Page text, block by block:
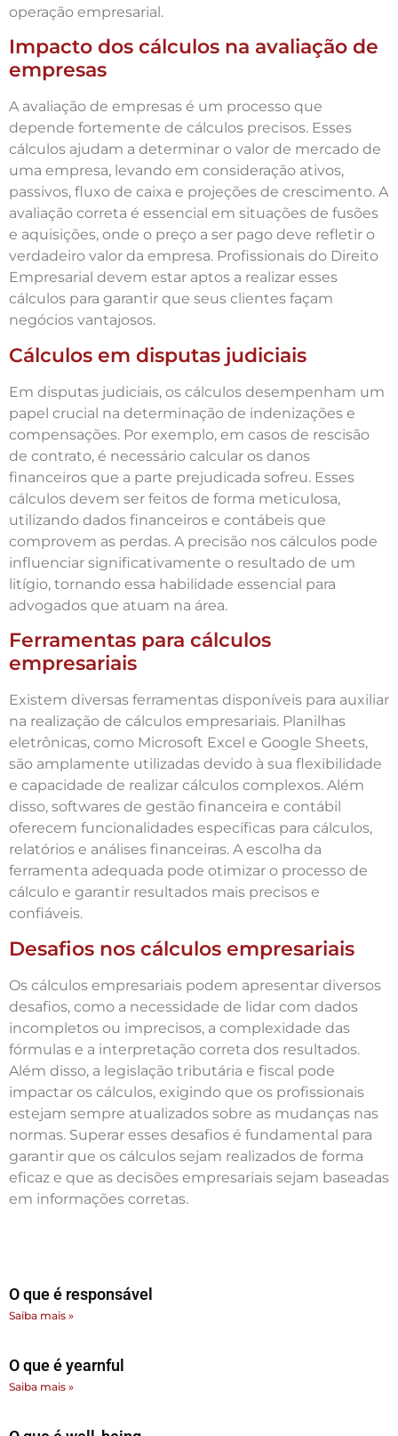
operação empresarial.
Impacto dos cálculos na avaliação de
empresas
A avaliação de empresas é um processo que
depende fortemente de cálculos precisos. Esses
cálculos ajudam a determinar o valor de mercado de
uma empresa, levando em consideração ativos,
passivos, fluxo de caixa e projeções de crescimento. A
avaliação correta é essencial em situações de fusões
e aquisições, onde o preço a ser pago deve refletir o
verdadeiro valor da empresa. Profissionais do Direito
Empresarial devem estar aptos a realizar esses
cálculos para garantir que seus clientes façam
negócios vantajosos.
Cálculos em disputas judiciais
Em disputas judiciais, os cálculos desempenham um
papel crucial na determinação de indenizações e
compensações. Por exemplo, em casos de rescisão
de contrato, é necessário calcular os danos
financeiros que a parte prejudicada sofreu. Esses
cálculos devem ser feitos de forma meticulosa,
utilizando dados financeiros e contábeis que
comprovem as perdas. A precisão nos cálculos pode
influenciar significativamente o resultado de um
litígio, tornando essa habilidade essencial para
advogados que atuam na área.
Ferramentas para cálculos
empresariais
Existem diversas ferramentas disponíveis para auxiliar
na realização de cálculos empresariais. Planilhas
eletrônicas, como Microsoft Excel e Google Sheets,
são amplamente utilizadas devido à sua flexibilidade
e capacidade de realizar cálculos complexos. Além
disso, softwares de gestão financeira e contábil
oferecem funcionalidades específicas para cálculos,
relatórios e análises financeiras. A escolha da
ferramenta adequada pode otimizar o processo de
cálculo e garantir resultados mais precisos e
confiáveis.
Desafios nos cálculos empresariais
Os cálculos empresariais podem apresentar diversos
desafios, como a necessidade de lidar com dados
incompletos ou imprecisos, a complexidade das
fórmulas e a interpretação correta dos resultados.
Além disso, a legislação tributária e fiscal pode
impactar os cálculos, exigindo que os profissionais
estejam sempre atualizados sobre as mudanças nas
normas. Superar esses desafios é fundamental para
garantir que os cálculos sejam realizados de forma
eficaz e que as decisões empresariais sejam baseadas
em informações corretas.
O que é responsável
Saiba mais »
O que é yearnful
Saiba mais »